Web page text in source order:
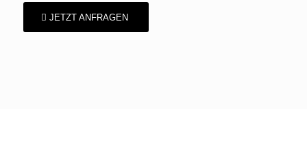
JETZT ANFRAGEN